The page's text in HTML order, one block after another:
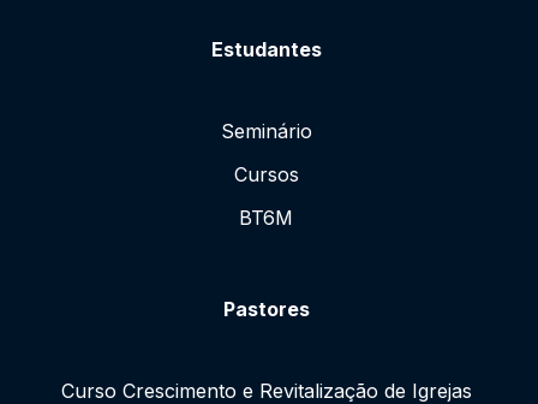
Estudantes
Seminário
Cursos
BT6M
Pastores
Curso Crescimento e Revitalização de Igrejas